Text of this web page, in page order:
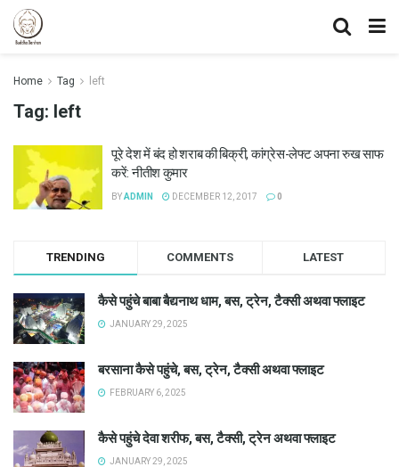
Home Tag left
Tag: left
पूरे देश में बंद हो शराब की बिक्री, कांग्रेस-लेफ्ट अपना रुख साफ
करें: नीतीश कुमार
BYADMIN DECEMBER 12, 2017 0
TRENDING COMMENTS LATEST
कैसे पहुंचे बाबा बैद्यनाथ धाम, बस, ट्रेन, टैक्सी अथवा फ्लाइट
JANUARY 29, 2025
बरसाना कैसे पहुंचे, बस, ट्रेन, टैक्सी अथवा फ्लाइट
FEBRUARY 6, 2025
कैसे पहुंचे देवा शरीफ, बस, टैक्सी, ट्रेन अथवा फ्लाइट
JANUARY 29, 2025